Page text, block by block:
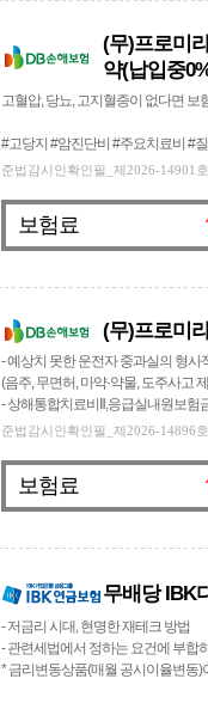
(무)프로미
약(납입중
고혈압, 당뇨, 고지혈증이 없다면
#고당지 #암진단비 #주요치료비 #
준법감시인확인필_제2026-14901
보험료
(무)프로미
- 예상치 못한 운전자 중과실의 형사
(음주, 무면허, 마약·약물, 도주사고
- 상해통합치료비Ⅱ,응급실내원보험
준법감시인확인필_제2026-14896
보험료
무배당 IBK
- 저금리 시대, 현명한 재테크 방법
- 관련세법에서 정하는 요건에 부합
* 금리변동상품(매월 공시이율변동)